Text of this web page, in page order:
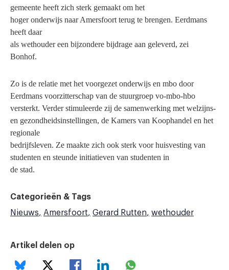
gemeente heeft zich sterk gemaakt om het
hoger onderwijs naar Amersfoort terug te brengen. Eerdmans
heeft daar
als wethouder een bijzondere bijdrage aan geleverd, zei
Bonhof.
Zo is de relatie met het voorgezet onderwijs en mbo door
Eerdmans voorzitterschap van de stuurgroep vo-mbo-hbo
versterkt. Verder stimuleerde zij de samenwerking met welzijns-
en gezondheidsinstellingen, de Kamers van Koophandel en het
regionale
bedrijfsleven. Ze maakte zich ook sterk voor huisvesting van
studenten en steunde initiatieven van studenten in
de stad.
Categorieën & Tags
Nieuws
Amersfoort Gerard Rutten wethouder
Artikel delen op